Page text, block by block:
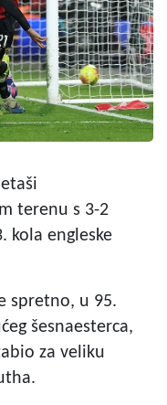
terenu s 3-2
kola engleske
spretno, u 95.
šesnaesterca,
za veliku